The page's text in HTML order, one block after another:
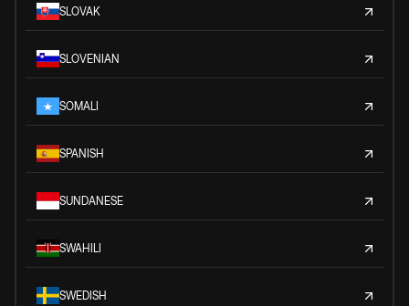
SLOVAK
SLOVENIAN
SOMALI
SPANISH
SUNDANESE
SWAHILI
SWEDISH